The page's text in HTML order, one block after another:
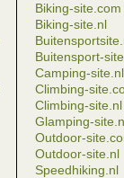
Biking-site.com
Biking-site.nl
Buitensport-
Camping-site.nl
Climbing-
Climbing-site.nl
Glamping-
Outdoor-
Outdoor-site.nl
Speedhiking.nl